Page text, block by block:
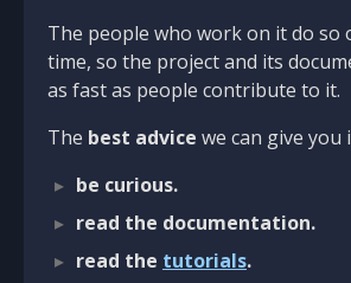
The people who work on it do so
time, so the project and its
as fast as people contribute to it.
The best advice we can give you
be curious.
read the documentation.
read the tutorials.